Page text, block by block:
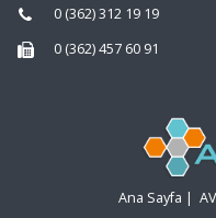
0 (362) 312 19 19
0 (362) 457 60 91
Ana Sayfa |